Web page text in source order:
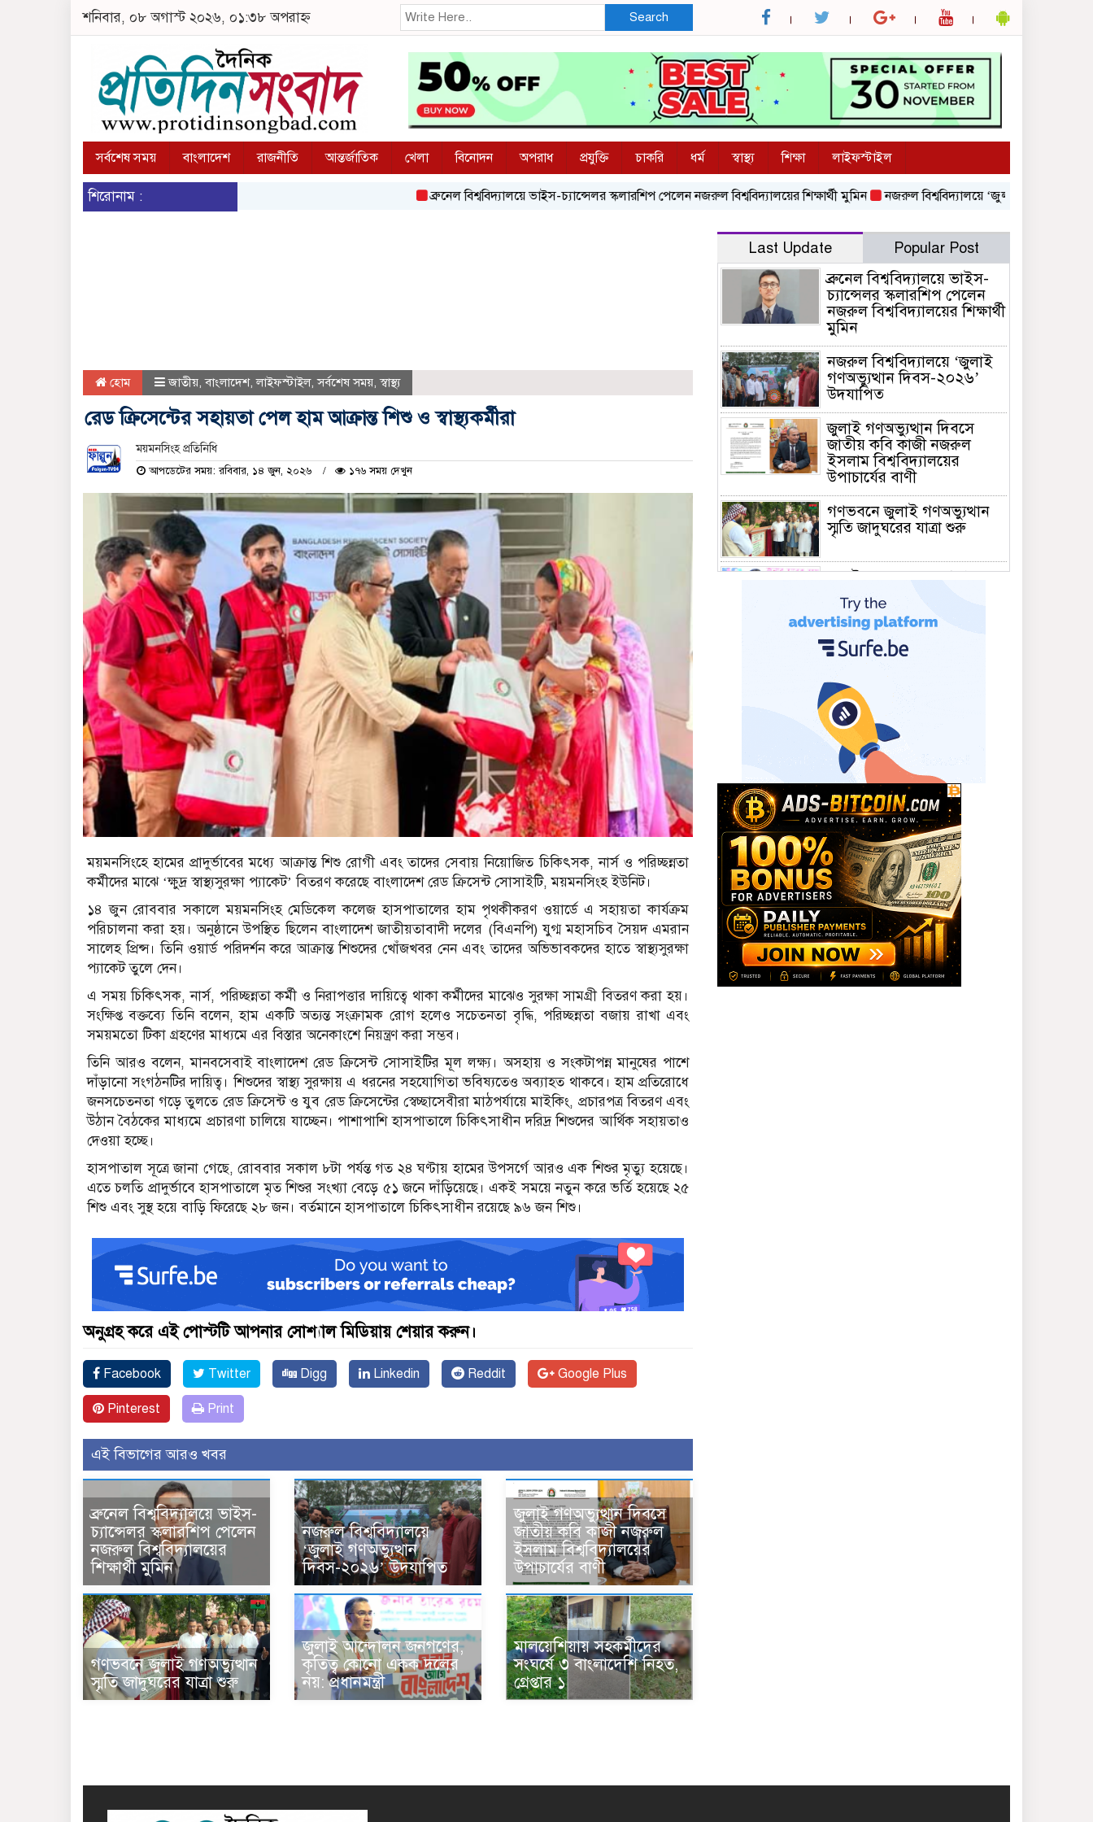
শনিবার, ০৮ অগাস্ট ২০২৬, ০১:৩৮ অপরাহ্ন Search
সর্বশেষ সময় বাংলাদেশ রাজনীতি আন্তর্জাতিক খেলা বিনোদন অপরাধ প্রযুক্তি চাকরি ধর্ম স্বাস্থ্য শিক্ষা লাইফস্টাইল
শিরোনাম : ব্রুনেল বিশ্ববিদ্যালয়ে ভাইস-চ্যান্সেলর স্কলারশিপ পেলেন নজরুল বিশ্ববিদ্যালয়ের শিক্ষার্থী মুমিন নজরুল বিশ্ববিদ্যালয়ে ‘জুলাই গণঅভ্যুত্থান দিবস-
হোম জাতীয়,বাংলাদেশ,লাইফস্টাইল,সর্বশেষ সময়,স্বাস্থ্য
রেড ক্রিসেন্টের সহায়তা পেল হাম আক্রান্ত শিশু ও স্বাস্থ্যকর্মীরা
ময়মনসিংহ প্রতিনিধি
আপডেটের সময়: রবিবার, ১৪ জুন, ২০২৬ ১৭৬ সময় দেখুন
ময়মনসিংহে হামের প্রাদুর্ভাবের মধ্যে আক্রান্ত শিশু রোগী এবং তাদের সেবায় নিয়োজিত চিকিৎসক, নার্স ও পরিচ্ছন্নতা
কর্মীদের মাঝে ‘ক্ষুদ্র স্বাস্থ্যসুরক্ষা প্যাকেট’ বিতরণ করেছে বাংলাদেশ রেড ক্রিসেন্ট সোসাইটি, ময়মনসিংহ ইউনিট।
১৪ জুন রোববার সকালে ময়মনসিংহ মেডিকেল কলেজ হাসপাতালের হাম পৃথকীকরণ ওয়ার্ডে এ সহায়তা কার্যক্রম
পরিচালনা করা হয়। অনুষ্ঠানে উপস্থিত ছিলেন বাংলাদেশ জাতীয়তাবাদী দলের (বিএনপি) যুগ্ম মহাসচিব সৈয়দ এমরান
সালেহ প্রিন্স। তিনি ওয়ার্ড পরিদর্শন করে আক্রান্ত শিশুদের খোঁজখবর নেন এবং তাদের অভিভাবকদের হাতে স্বাস্থ্যসুরক্ষা
প্যাকেট তুলে দেন।
এ সময় চিকিৎসক, নার্স, পরিচ্ছন্নতা কর্মী ও নিরাপত্তার দায়িত্বে থাকা কর্মীদের মাঝেও সুরক্ষা সামগ্রী বিতরণ করা হয়।
সংক্ষিপ্ত বক্তব্যে তিনি বলেন, হাম একটি অত্যন্ত সংক্রামক রোগ হলেও সচেতনতা বৃদ্ধি, পরিচ্ছন্নতা বজায় রাখা এবং
সময়মতো টিকা গ্রহণের মাধ্যমে এর বিস্তার অনেকাংশে নিয়ন্ত্রণ করা সম্ভব।
তিনি আরও বলেন, মানবসেবাই বাংলাদেশ রেড ক্রিসেন্ট সোসাইটির মূল লক্ষ্য। অসহায় ও সংকটাপন্ন মানুষের পাশে
দাঁড়ানো সংগঠনটির দায়িত্ব। শিশুদের স্বাস্থ্য সুরক্ষায় এ ধরনের সহযোগিতা ভবিষ্যতেও অব্যাহত থাকবে। হাম প্রতিরোধে
জনসচেতনতা গড়ে তুলতে রেড ক্রিসেন্ট ও যুব রেড ক্রিসেন্টের স্বেচ্ছাসেবীরা মাঠপর্যায়ে মাইকিং, প্রচারপত্র বিতরণ এবং
উঠান বৈঠকের মাধ্যমে প্রচারণা চালিয়ে যাচ্ছেন। পাশাপাশি হাসপাতালে চিকিৎসাধীন দরিদ্র শিশুদের আর্থিক সহায়তাও
দেওয়া হচ্ছে।
হাসপাতাল সূত্রে জানা গেছে, রোববার সকাল ৮টা পর্যন্ত গত ২৪ ঘণ্টায় হামের উপসর্গে আরও এক শিশুর মৃত্যু হয়েছে।
এতে চলতি প্রাদুর্ভাবে হাসপাতালে মৃত শিশুর সংখ্যা বেড়ে ৫১ জনে দাঁড়িয়েছে। একই সময়ে নতুন করে ভর্তি হয়েছে ২৫
শিশু এবং সুস্থ হয়ে বাড়ি ফিরেছে ২৮ জন। বর্তমানে হাসপাতালে চিকিৎসাধীন রয়েছে ৯৬ জন শিশু।
অনুগ্রহ করে এই পোস্টটি আপনার সোশ্যাল মিডিয়ায় শেয়ার করুন।
Facebook Twitter Digg Linkedin Reddit Google Plus
Pinterest Print
এই বিভাগের আরও খবর
ব্রুনেল বিশ্ববিদ্যালয়ে ভাইস-
চ্যান্সেলর স্কলারশিপ পেলেন
নজরুল বিশ্ববিদ্যালয়ের
শিক্ষার্থী মুমিন
নজরুল বিশ্ববিদ্যালয়ে
‘জুলাই গণঅভ্যুত্থান
দিবস-২০২৬’ উদযাপিত
জুলাই গণঅভ্যুত্থান দিবসে
জাতীয় কবি কাজী নজরুল
ইসলাম বিশ্ববিদ্যালয়ের
উপাচার্যের বাণী
গণভবনে জুলাই গণঅভ্যুত্থান
স্মৃতি জাদুঘরের যাত্রা শুরু
জুলাই আন্দোলন জনগণের,
কৃতিত্ব কোনো একক দলের
নয়: প্রধানমন্ত্রী
মালয়েশিয়ায় সহকর্মীদের
সংঘর্ষে ৩ বাংলাদেশি নিহত,
গ্রেপ্তার ১
Last Update Popular Post
ব্রুনেল বিশ্ববিদ্যালয়ে ভাইস-
চ্যান্সেলর স্কলারশিপ পেলেন
নজরুল বিশ্ববিদ্যালয়ের শিক্ষার্থী
মুমিন
নজরুল বিশ্ববিদ্যালয়ে ‘জুলাই
গণঅভ্যুত্থান দিবস-২০২৬’
উদযাপিত
জুলাই গণঅভ্যুত্থান দিবসে
জাতীয় কবি কাজী নজরুল
ইসলাম বিশ্ববিদ্যালয়ের
উপাচার্যের বাণী
গণভবনে জুলাই গণঅভ্যুত্থান
স্মৃতি জাদুঘরের যাত্রা শুরু
জুলাই আন্দোলন জনগণের,
কৃতিত্ব কোনো একক দলের নয়:
প্রধানমন্ত্রী
মালয়েশিয়ায় সহকর্মীদের
সংঘর্ষে ৩ বাংলাদেশি নিহত,
গ্রেপ্তার ১
শহীদের আত্মত্যাগে গড়া জাতীয়
ঐক্য রক্ষা করতে হবে :
প্রধানমন্ত্রী
সাভারে এমপি ও তাঁর স্ত্রীকে
শিক্ষাপ্রতিষ্ঠানের সভাপতি,
উঠেছে আইনি প্রশ্ন
নজরুল বিশ্ববিদ্যালয়ে ব্যবসায়
প্রশাসন অনুষদের গবেষণা
প্রকল্প ২০২৫-২৬ অর্থবছরের
সেমিনার
সখীপুরে স্ত্রী-সন্তানের বিরুদ্ধে
অসুস্থ স্বামীকে ফেলে যাওয়ার
অভিযোগ